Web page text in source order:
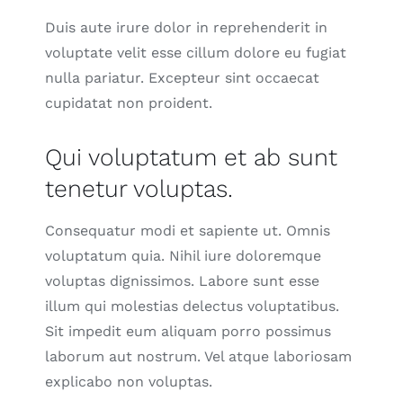
Duis aute irure dolor in reprehenderit in
voluptate velit esse cillum dolore eu fugiat
nulla pariatur. Excepteur sint occaecat
cupidatat non proident.
Qui voluptatum et ab sunt
tenetur voluptas.
Consequatur modi et sapiente ut. Omnis
voluptatum quia. Nihil iure doloremque
voluptas dignissimos. Labore sunt esse
illum qui molestias delectus voluptatibus.
Sit impedit eum aliquam porro possimus
laborum aut nostrum. Vel atque laboriosam
explicabo non voluptas.